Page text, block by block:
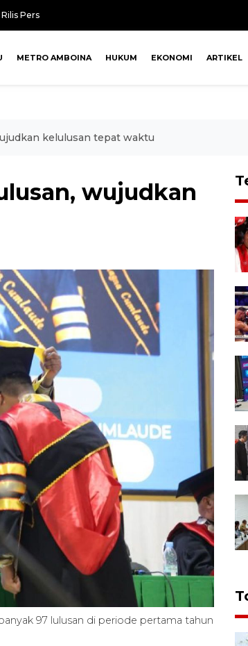
Rilis Pers
METRO AMBOINA HUKUM EKONOMI ARTIKEL
kelulusan tepat waktu
wujudkan
97 lulusan di periode pertama tahun